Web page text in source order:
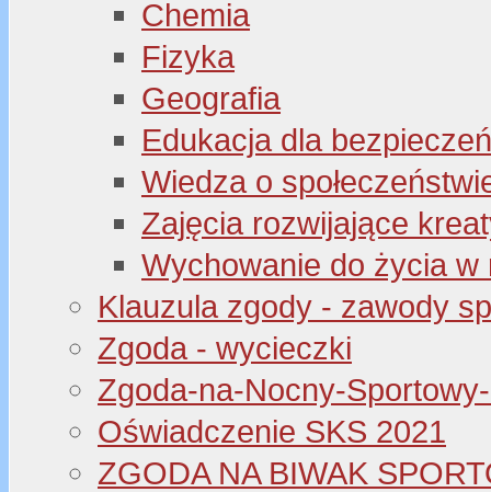
Chemia
Fizyka
Geografia
Edukacja dla
Wiedza o
Zajęcia rozwijające
Wychowanie do życia w
Klauzula zgody - zawody
Zgoda - wycieczki
Zgoda-na-Nocny-
Oświadczenie SKS 2021
ZGODA NA BIWAK